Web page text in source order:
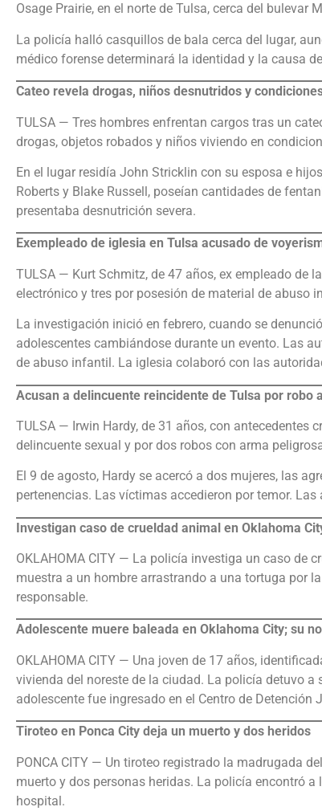
Osage Prairie, en el norte de Tulsa, cerca del bulevar
La policía halló casquillos de bala cerca del lugar,
médico forense determinará la identidad y la causa
Cateo revela drogas, niños desnutridos y
TULSA — Tres hombres enfrentan cargos tras un
drogas, objetos robados y niños viviendo en
En el lugar residía John Stricklin con su esposa e
Roberts y Blake Russell, poseían cantidades de
presentaba desnutrición severa.
Exempleado de iglesia en Tulsa acusado de
TULSA — Kurt Schmitz, de 47 años, ex empleado de
electrónico y tres por posesión de material de abuso
La investigación inició en febrero, cuando se
adolescentes cambiándose durante un evento. Las
de abuso infantil. La iglesia colaboró con las
Acusan a delincuente reincidente de Tulsa por
TULSA — Irwin Hardy, de 31 años, con antecedentes
delincuente sexual y por dos robos con arma
El 9 de agosto, Hardy se acercó a dos mujeres, las
pertenencias. Las víctimas accedieron por temor.
Investigan caso de crueldad animal en Oklahoma
OKLAHOMA CITY — La policía investiga un caso de
muestra a un hombre arrastrando a una tortuga por
responsable.
Adolescente muere baleada en Oklahoma City; su
OKLAHOMA CITY — Una joven de 17 años,
vivienda del noreste de la ciudad. La policía detuvo
adolescente fue ingresado en el Centro de Detención
Tiroteo en Ponca City deja un muerto y dos heridos
PONCA CITY — Un tiroteo registrado la madrugada
muerto y dos personas heridas. La policía encontró
hospital.